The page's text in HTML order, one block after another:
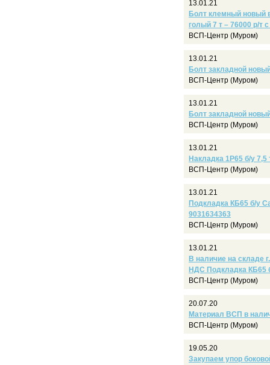
13.01.21
Болт клемный новый
голый 7 т – 76000 р/т
ВСП-Центр (Муром)
13.01.21
Болт закладной
ВСП-Центр (Муром)
13.01.21
Болт закладной
ВСП-Центр (Муром)
13.01.21
Накладка 1Р65 б/у
ВСП-Центр (Муром)
13.01.21
Подкладка КБ65 б/у
9031634363
ВСП-Центр (Муром)
13.01.21
В наличие на складе
НДС Подкладка КБ65
ВСП-Центр (Муром)
20.07.20
Материал ВСП в
ВСП-Центр (Муром)
19.05.20
Закупаем упор